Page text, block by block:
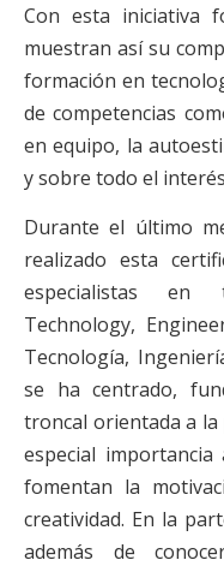
Con esta iniciativa
muestran así su
formación en
de competencias
en equipo, la
y sobre todo el
Durante el último
realizado esta
especialistas en
Technology,
Tecnología,
se ha centrado,
troncal orientada a la
especial
fomentan la
creatividad. En la
además de